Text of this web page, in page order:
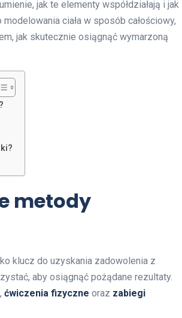
jak te elementy współdziałają i jak
ciała w sposób całościowy,
jak skutecznie osiągnąć wymarzoną
metody
klucz do uzyskania zadowolenia z
aby osiągnąć pożądane rezultaty.
, ćwiczenia fizyczne oraz zabiegi